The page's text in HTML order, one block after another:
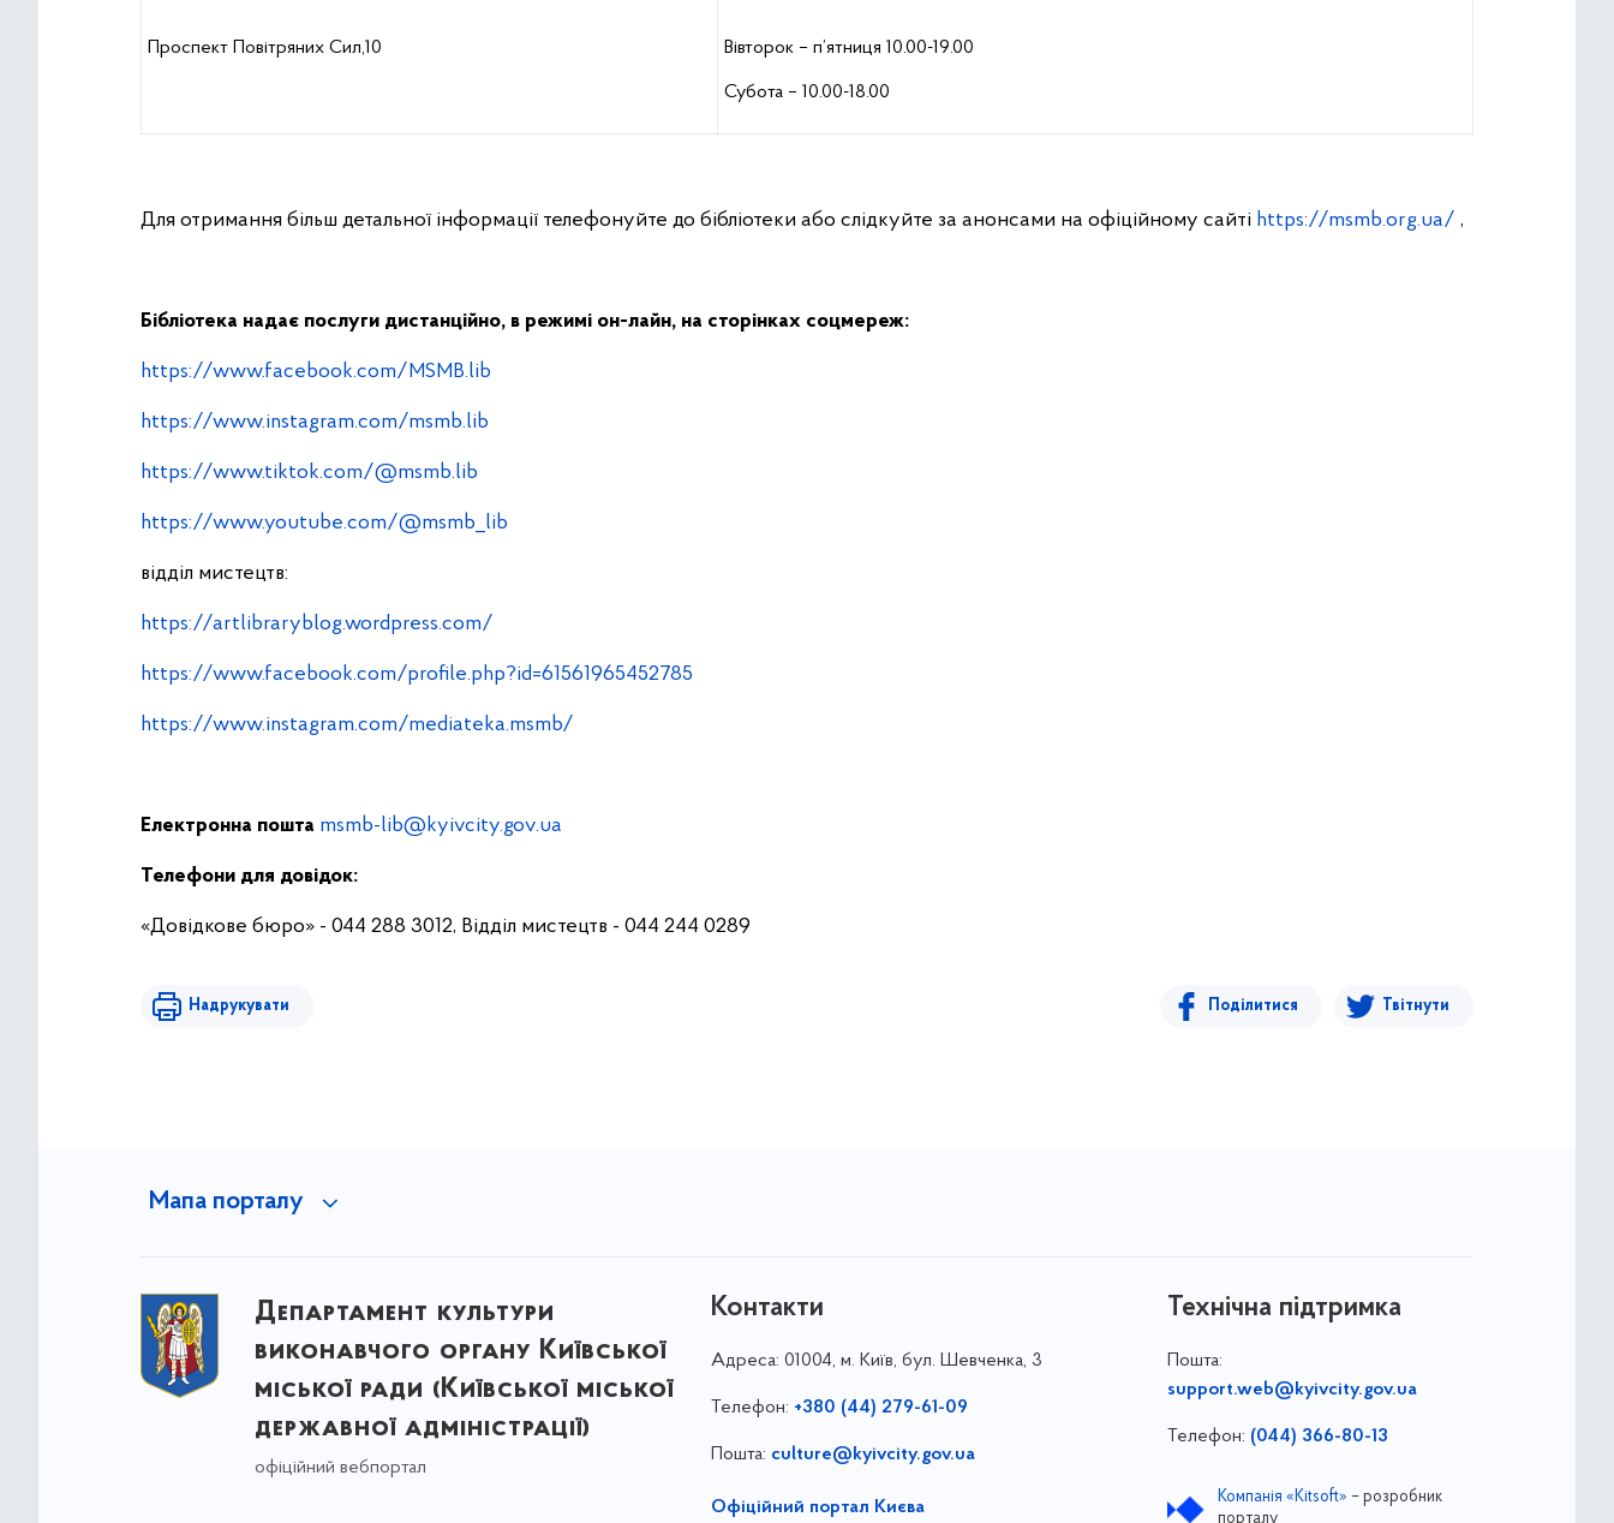
Проспект Повітряних Сил,10 Вівторок – п’ятниця 10.00-19.00
Субота – 10.00-18.00
Для отримання більш детальної інформації телефонуйте до бібліотеки або слідкуйте за анонсами на офіційному сайті https://msmb.org.ua/ ,
Бібліотека надає послуги дистанційно, в режимі он-лайн, на сторінках соцмереж:
https://www.facebook.com/MSMB.lib
https://www.instagram.com/msmb.lib
https://www.tiktok.com/@msmb.lib
https://www.youtube.com/@msmb_lib
відділ мистецтв:
https://artlibraryblog.wordpress.com/
https://www.facebook.com/profile.php?id=61561965452785
https://www.instagram.com/mediateka.msmb/
Електронна пошта msmb-lib@kyivcity.gov.ua
Телефони для довідок:
«Довідкове бюро» - 044 288 3012, Відділ мистецтв - 044 244 0289
Надрукувати Поділитися Твітнути
Мапа порталу
Департамент культури
виконавчого органу Київської
міської ради (Київської міської
державної адміністрації)
офіційний вебпортал
Контакти
Адреса: 01004, м. Київ, бул. Шевченка, 3
Телефон: +380 (44) 279-61-09
Пошта: culture@kyivcity.gov.ua
Офіційний портал Києва
Технічна підтримка
Пошта:
support.web@kyivcity.gov.ua
Телефон: (044) 366-80-13
Компанія «Kitsoft» – розробник
порталу